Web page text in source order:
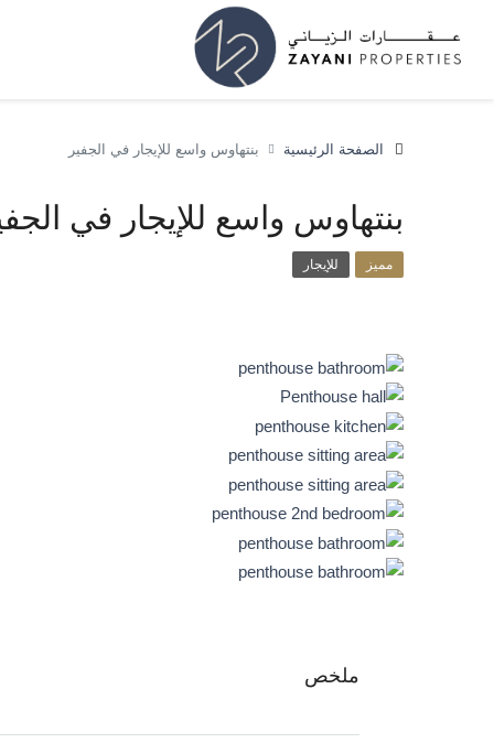
الصفحة الرئيسية بنتهاوس واسع للإيجار في الجفير
بنتهاوس واسع للإيجار في
مميز للإيجار
ملخص